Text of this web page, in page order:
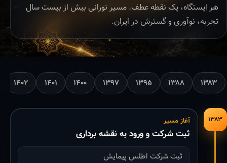
هر ایستگاه، یک نقطه عطف. مسیر نورانی بیش از بیست سال
تجربه، نوآوری و گسترش در ایران.
۱۳۸۳ ۱۳۸۸ ۱۳۹۵ ۱۳۹۷ ۱۴۰۰ ۱۴۰۱ ۱۴۰۲
۱۳۸۳ آغاز مسیر
ثبت شرکت و ورود به نقشه برداری
ثبت شرکت اطلس پیمایش